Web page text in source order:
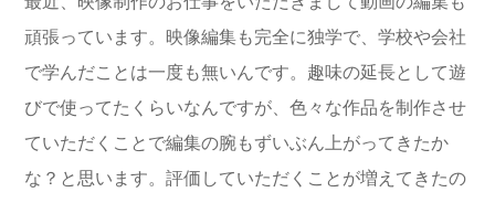
頑張っています。映像編集も完全に独学で、学校や会社
で学んだことは一度も無いんです。趣味の延長として遊
びで使ってたくらいなんですが、色々な作品を制作させ
ていただくことで編集の腕もずいぶん上がってきたか
な？と思います。評価していただくことが増えてきたの